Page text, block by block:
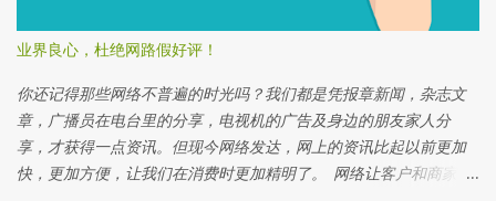
封着2个培养皿 记得写上实验开始的日期，以方便记录。 在第一个
培养皿上写好话，例如：“谢谢你”，“我爱你”，“你很美” 等等 在第
二个培养皿上写上坏话，例如：“讨厌你”，“你去死”，“你很样衰”
等等 一个星期后，好话培养皿仍然一样白，没有变化。 一个星期
后，坏话培养皿里的白饭出现一团青色及白色的霉菌。 一个星期
后，在坏话培养皿上角的白饭上面长出青色的霉菌。 而在坏话培养
皿下角的白饭长了一大片白色的霉菌。 两个星期后，好话培养皿里
业界良心，杜绝网路假好评！
你还记得那些网络不普遍的时光吗？我们都是凭报章新闻，杂志文
章，广播员在电台里的分享，电视机的广告及身边的朋友家人分
享，才获得一点资讯。但现今网络发达，网上的资讯比起以前更加
快，更加方便，让我们在消费时更加精明了。 网络让客户和商家有